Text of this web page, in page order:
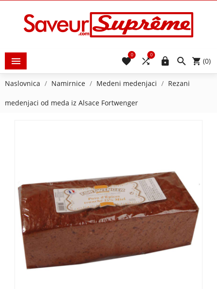
  (0)


0

0
Naslovnica Namirnice Medeni medenjaci Rezani
medenjaci od meda iz Alsace Fortwenger